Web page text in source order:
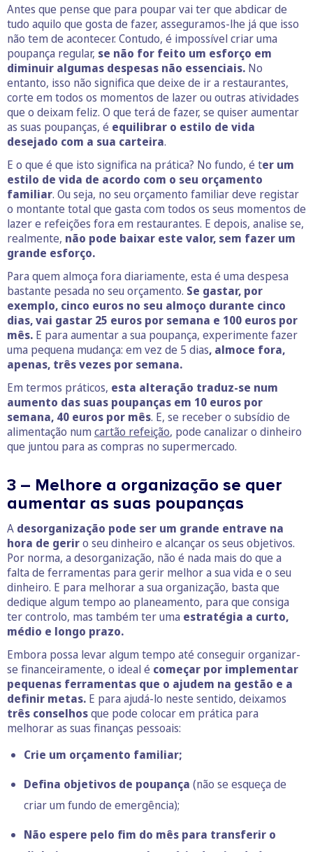
Antes que pense que para poupar vai ter que abdicar de
tudo aquilo que gosta de fazer, asseguramos-lhe já que isso
não tem de acontecer. Contudo, é impossível criar uma
poupança regular, se não for feito um esforço em
diminuir algumas despesas não essenciais. No
entanto, isso não significa que deixe de ir a restaurantes,
corte em todos os momentos de lazer ou outras atividades
que o deixam feliz. O que terá de fazer, se quiser aumentar
as suas poupanças, é equilibrar o estilo de vida
desejado com a sua carteira.
E o que é que isto significa na prática? No fundo, é ter um
estilo de vida de acordo com o seu orçamento
familiar. Ou seja, no seu orçamento familiar deve registar
o montante total que gasta com todos os seus momentos de
lazer e refeições fora em restaurantes. E depois, analise se,
realmente, não pode baixar este valor, sem fazer um
grande esforço.
Para quem almoça fora diariamente, esta é uma despesa
bastante pesada no seu orçamento. Se gastar, por
exemplo, cinco euros no seu almoço durante cinco
dias, vai gastar 25 euros por semana e 100 euros por
mês. E para aumentar a sua poupança, experimente fazer
uma pequena mudança: em vez de 5 dias, almoce fora,
apenas, três vezes por semana.
Em termos práticos, esta alteração traduz-se num
aumento das suas poupanças em 10 euros por
semana, 40 euros por mês. E, se receber o subsídio de
alimentação num cartão refeição, pode canalizar o dinheiro
que juntou para as compras no supermercado.
3 – Melhore a organização se quer
aumentar as suas poupanças
A desorganização pode ser um grande entrave na
hora de geriro seu dinheiro e alcançar os seus objetivos.
Por norma, a desorganização, não é nada mais do que a
falta de ferramentas para gerir melhor a sua vida e o seu
dinheiro. E para melhorar a sua organização, basta que
dedique algum tempo ao planeamento, para que consiga
ter controlo, mas também ter uma estratégia a curto,
médio e longo prazo.
Embora possa levar algum tempo até conseguir organizar-
se financeiramente, o ideal é começar por implementar
pequenas ferramentas que o ajudem na gestão e a
definir metas. E para ajudá-lo neste sentido, deixamos
três conselhosque pode colocar em prática para
melhorar as suas finanças pessoais:
Crie um orçamento familiar;
Defina objetivos de poupança (não se esqueça de
criar um fundo de emergência);
Não espere pelo fim do mês para transferir o